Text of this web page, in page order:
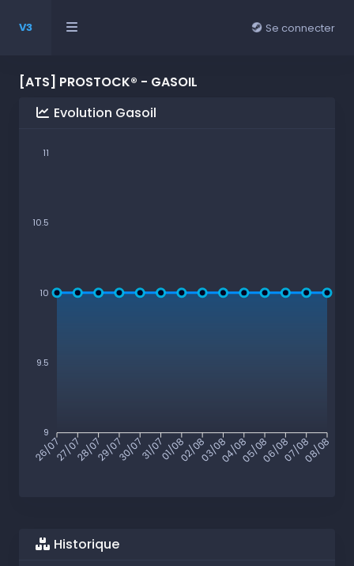
V3 Se connecter
[ATS] PROSTOCK® - GASOIL
Evolution Gasoil
11
10.5
10
9.5
9
26/0727/0728/0729/0730/0731/0701/0802/0803/0804/0805/0806/0807/0808/08
Historique